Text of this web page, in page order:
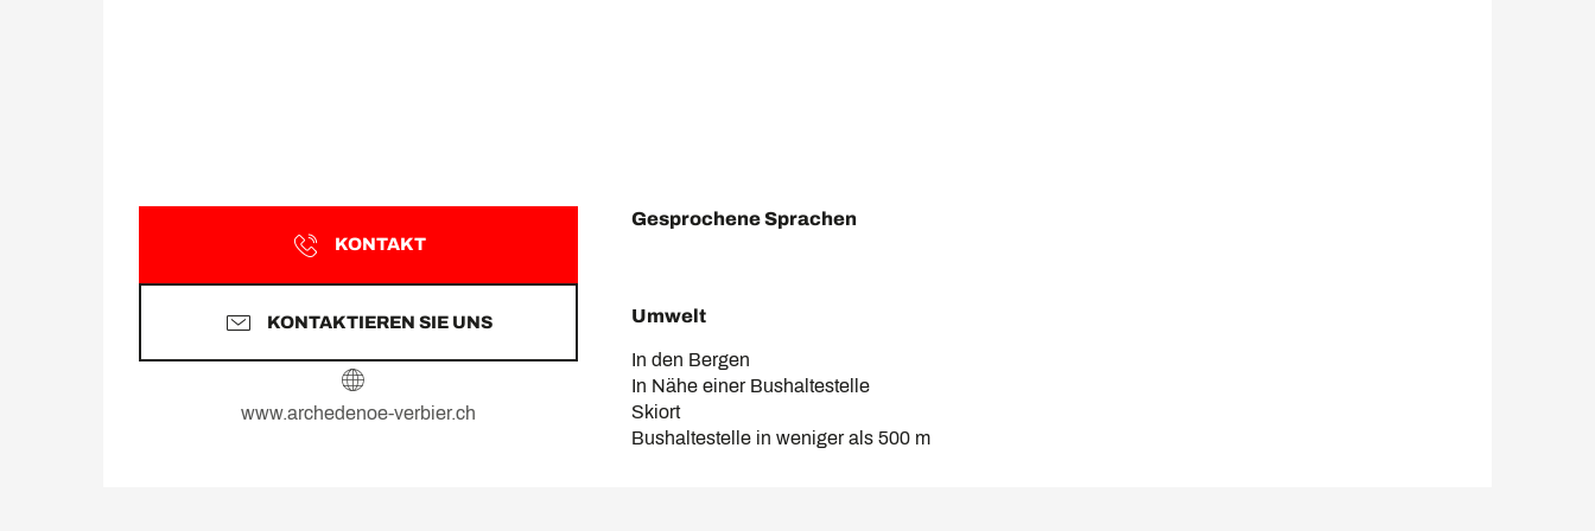
KONTAKT
KONTAKTIEREN SIE UNS
www.archedenoe-verbier.ch
Gesprochene Sprachen
Gesprochene Sprachen
Umwelt
Umwelt
In den Bergen
In Nähe einer Bushaltestelle
Skiort
Bushaltestelle in weniger als 500 m